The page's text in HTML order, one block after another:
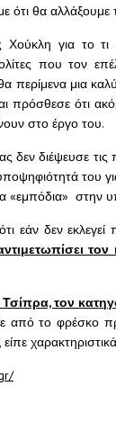
ότι θα αλλάξουμε
για το
που τον
περίμενα μια
πρόσθεσε ότι
στο έργο του.
δεν διέψευσε
του
στην
εάν δεν
τον
Τσίπρα, τον
από το φρέσκο